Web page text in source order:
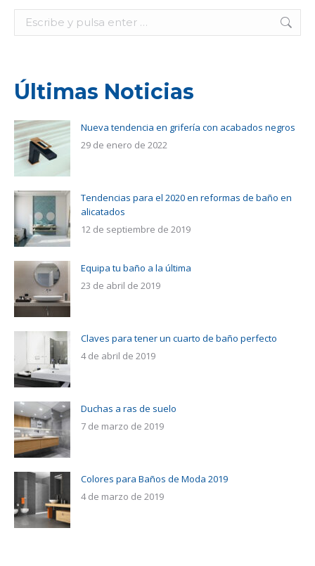
Buscar:
Últimas Noticias
Nueva tendencia en grifería con acabados negros
29 de enero de 2022
Tendencias para el 2020 en reformas de baño en
alicatados
12 de septiembre de 2019
Equipa tu baño a la última
23 de abril de 2019
Claves para tener un cuarto de baño perfecto
4 de abril de 2019
Duchas a ras de suelo
7 de marzo de 2019
Colores para Baños de Moda 2019
4 de marzo de 2019